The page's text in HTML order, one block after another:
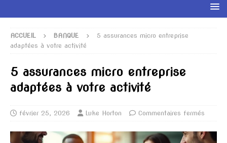
ACCUEIL BANQUE
5 assurances micro entreprise
adaptées à votre activité
5 assurances micro entreprise
adaptées à votre activité
février 25, 2026 Luke Horton Commentaires fermés